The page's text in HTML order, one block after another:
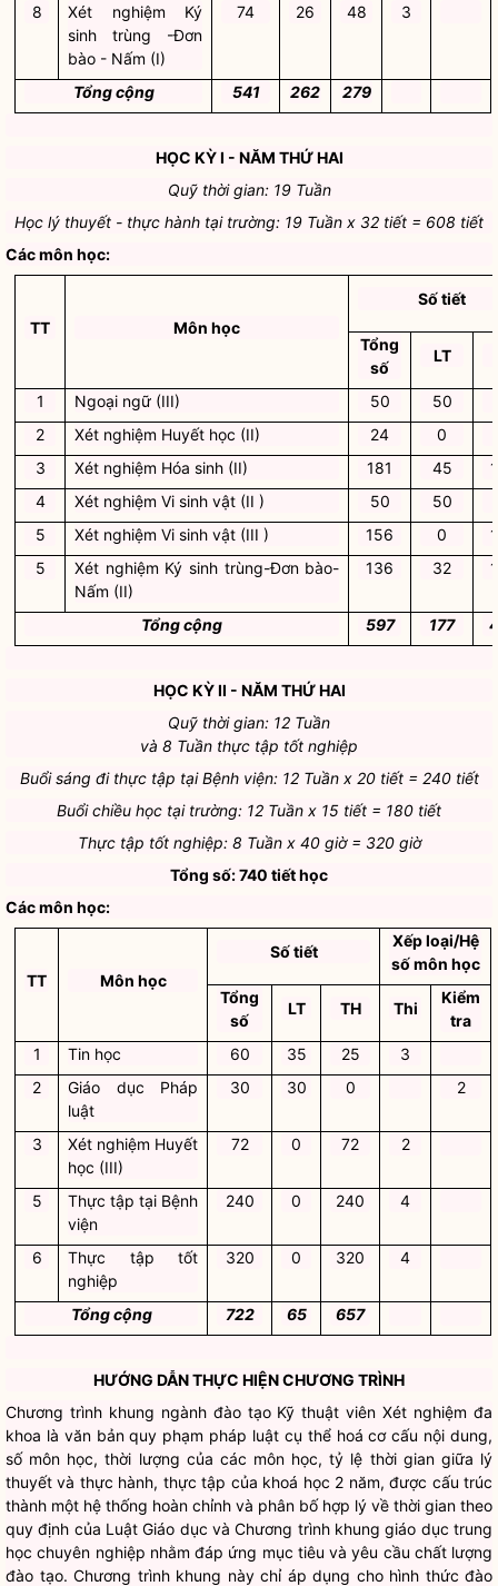
8
Xét nghiệm Ký
sinh trùng -Đơn
bào - Nấm (I)
74 26 48 3
Tổng cộng 541 262 279
HỌC KỲ I - NĂM THỨ HAI
Quỹ thời gian: 19 Tuần
Học lý thuyết - thực hành tại trường: 19 Tuần x 32 tiết = 608 tiết
Các môn học:
TT Môn học
Số tiết
Tổng
số
LT
1 Ngoại ngữ (III) 50
50
2
Xét nghiệm Huyết học (II) 24 0
3
Xét nghiệm Hóa sinh (II) 181 45
4
Xét nghiệm Vi sinh vật (II ) 50
50
5
Xét nghiệm Vi sinh vật (III ) 156 0
5
Xét nghiệm Ký sinh trùng-Đơn bào-
Nấm (II)
136 32
Tổng cộng 597 177
HỌC KỲ II - NĂM THỨ HAI
Quỹ thời gian: 12 Tuần
và 8 Tuần thực tập tốt nghiệp
Buổi sáng đi thực tập tại Bệnh viện: 12 Tuần x 20 tiết = 240 tiết
Buổi chiều học tại trường: 12 Tuần x 15 tiết = 180 tiết
Thực tập tốt nghiệp: 8 Tuần x 40 giờ = 320 giờ
Tổng số: 740 tiết học
Các môn học:
TT Môn học
Số tiết
Xếp loại/Hệ
số môn học
Tổng
số
LT TH Thi
Kiểm
tra
1
Tin học 60 35 25
3
2
Giáo dục Pháp
luật
30 30 0 2
3
Xét nghiệm Huyết
học (III)
72 0 72 2
5
Thực tập tại Bệnh
viện
240 0 240 4
6
Thực tập tốt
nghiệp
320 0 320 4
Tổng cộng 722 65 657
HƯỚNG DẪN THỰC HIỆN CHƯƠNG TRÌNH
Chương trình khung ngành đào tạo Kỹ thuật viên Xét nghiệm đa
khoa là văn bản quy phạm pháp luật cụ thể hoá cơ cấu nội dung,
số môn học, thời lượng của các môn học, tỷ lệ thời gian giữa lý
thuyết và thực hành, thực tập của khoá học 2 năm, được cấu trúc
thành một hệ thống hoàn chỉnh và phân bố hợp lý về thời gian theo
quy định của Luật Giáo dục và Chương trình khung giáo dục trung
học chuyên nghiệp nhằm đáp ứng mục tiêu và yêu cầu chất lượng
đào tạo. Chương trình khung này chỉ áp dụng cho hình thức đào